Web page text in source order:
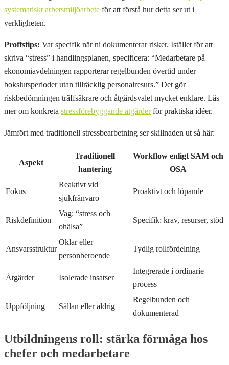
systematiskt arbetsmiljöarbete för att förstå hur detta ser ut i
verkligheten.
Proffstips: Var specifik när ni dokumenterar risker. Istället för att
skriva “stress” i handlingsplanen, specificera: “Medarbetare på
ekonomiavdelningen rapporterar regelbunden övertid under
bokslutsperioder utan tillräcklig personalresurs.” Det gör
riskbedömningen träffsäkrare och åtgärdsvalet mycket enklare. Läs
mer om konkreta stressförebyggande åtgärderför praktiska idéer.
Jämfört med traditionell stressbearbetning ser skillnaden ut så här:
Aspekt
Traditionell
hantering
Workflow enligt SAM och
OSA
Fokus
Reaktivt vid
sjukfrånvaro
Proaktivt och löpande
Riskdefinition
Vag: “stress och
ohälsa”
Specifik: krav, resurser, stöd
Ansvarsstruktur
Oklar eller
personberoende
Tydlig rollfördelning
Åtgärder Isolerade insatser
Integrerade i ordinarie
process
Uppföljning Sällan eller aldrig
Regelbunden och
dokumenterad
Utbildningens roll: stärka förmåga hos
chefer och medarbetare